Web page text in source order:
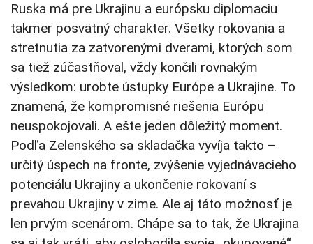
Ruska má pre Ukrajinu a európsku diplomaciu
takmer posvätný charakter. Všetky rokovania a
stretnutia za zatvorenými dverami, ktorých som
sa tiež zúčastňoval, vždy končili rovnakým
výsledkom: urobte ústupky Európe a Ukrajine. To
znamená, že kompromisné riešenia Európu
neuspokojovali. A ešte jeden dôležitý moment.
Podľa Zelenského sa skladačka vyvíja takto –
určitý úspech na fronte, zvýšenie vyjednávacieho
potenciálu Ukrajiny a ukončenie rokovaní s
prevahou Ukrajiny v zime. Ale aj táto možnosť je
len prvým scenárom. Chápe sa to tak, že Ukrajina